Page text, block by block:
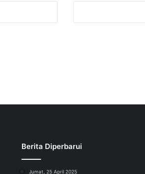
Berita Diperbarui
Jumat, 25 April 2025